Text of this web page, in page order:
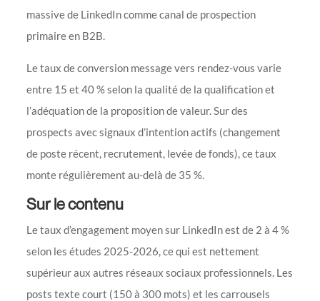
massive de LinkedIn comme canal de prospection
primaire en B2B.
Le taux de conversion message vers rendez-vous varie
entre 15 et 40 % selon la qualité de la qualification et
l’adéquation de la proposition de valeur. Sur des
prospects avec signaux d’intention actifs (changement
de poste récent, recrutement, levée de fonds), ce taux
monte régulièrement au-delà de 35 %.
Sur le contenu
Le taux d’engagement moyen sur LinkedIn est de 2 à 4 %
selon les études 2025-2026, ce qui est nettement
supérieur aux autres réseaux sociaux professionnels. Les
posts texte court (150 à 300 mots) et les carrousels